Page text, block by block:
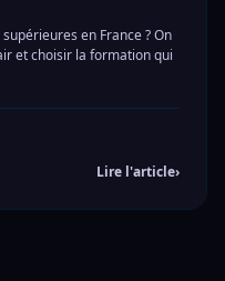
en France ? On
et choisir la formation qui
Lire l'article›